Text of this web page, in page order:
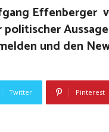
und den
Twitter Pinterest